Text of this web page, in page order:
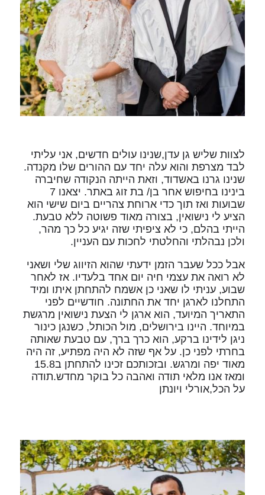
לצוות שליש גן עדן,שנינו עולים חדשים, אני עליתי
לבד מצרפת והוא עלה יחד עם ההורים שלו מקנדה.
שנינו גרנו באשדוד, וזאת הייתה הנקודה שחיברה
בינינו בחיפוש אחר בן/ בת זוג באתר. יצאנו 7
שבועות ואז תוך כדי ארוחת צהריים ביום שישי הוא
הציע לי נישואין, בצורה מאוד פשוטה ללא טבעת.
הייתי בהלם, כי לא ציפיתי שזה יגיע כל כך מהר,
ולכן נבהלתי והחלטתי לחכות עם העניין.
אבל ככל שעבר הזמן ידעתי שהוא הזיווג שלי ושאני
לא רואה את עצמי חיה יום אחד בלעדיו. אז לאחר
שבוע, עניתי לו שאני כן אשמח להתחתן איתו ומיד
התחלנו לארגן יחד את החתונה. חודשיים לפני
התאריך המיועד, הוא ארגן לי הצעת נישואין מרגשת
במיוחד. היינו בירושלים, מול הכותל, כשנגן כינור
ניגן לידינו ברקע, הוא כרך ברך, עם טבעת שאותה
בחרתי לפני כן. על אף שזה לא היה מפתיע, זה היה
מאוד יפה ומרגש. ובזכותכם זכינו להתחתן ב15.8
ומאז אנו מלאי תודה ואהבה כל בוקר מחדש.תודה
על הכל,אורלי ויונתן